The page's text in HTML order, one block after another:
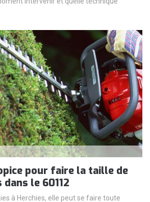
pour faire la taille de
dans le 60112
à Herchies, elle peut se faire toute